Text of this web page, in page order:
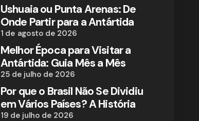
Ushuaia ou Punta Arenas: De
Onde Partir para a Antártida
1 de agosto de 2026
Melhor Época para Visitar a
Antártida: Guia Mês a Mês
25 de julho de 2026
Por que o Brasil Não Se Dividiu
em Vários Países? A História
19 de julho de 2026